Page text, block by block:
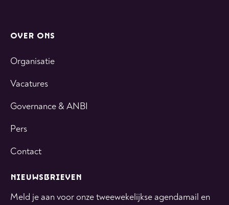
OVER ONS
Organisatie
Vacatures
Governance & ANBI
Pers
Contact
NIEUWSBRIEVEN
Meld je aan voor onze tweewekelijkse agendamail en